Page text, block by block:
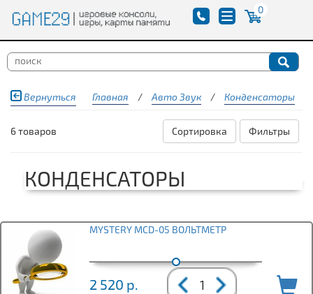
0
Вернуться Главная / Авто Звук / Конденсаторы
6 товаров Фильтры
Сортировка
КОНДЕНСАТОРЫ
MYSTERY MCD-05 ВОЛЬТМЕТР
2 520 р.